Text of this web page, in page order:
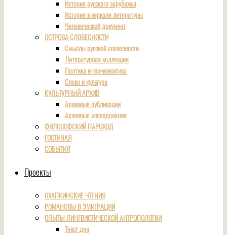
История русского зарубежья
История в зеркале литературы
Человеческий документ
ОСТРОВА СЛОВЕСНОСТИ
Смыслы русской словесности
Литературная коллекция
Поэтика и герменевтика
Слово и культура
КУЛЬТУРНЫЙ АРХИВ
Архивные публикации
Архивные исследования
ФИЛОСОФСКИЙ ПАРОХОД
ГОСТИНАЯ
СОБЫТИЯ
Проекты
ОХАПКИНСКИЕ ЧТЕНИЯ
РОМАНОВЫ В ЭМИГРАЦИИ
ОПЫТЫ ЛИНГВИСТИЧЕСКОЙ АНТРОПОЛОГИИ
Текст дня